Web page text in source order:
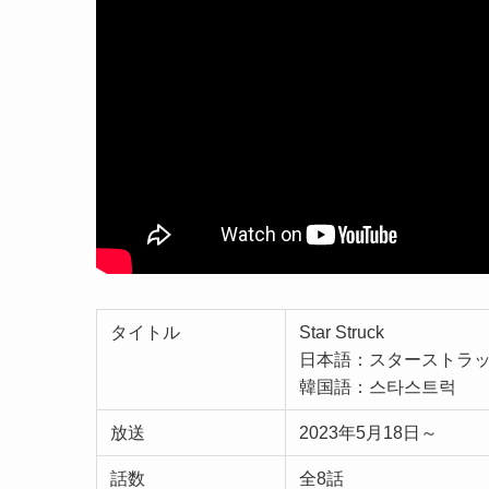
タイトル
Star Struck
日本語：スターストラ
韓国語：스타스트럭
放送 2023年5月18日～
話数 全8話